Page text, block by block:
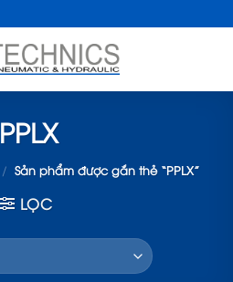
PPLX
/ Sản phẩm được gắn thẻ “PPLX”
LỌC